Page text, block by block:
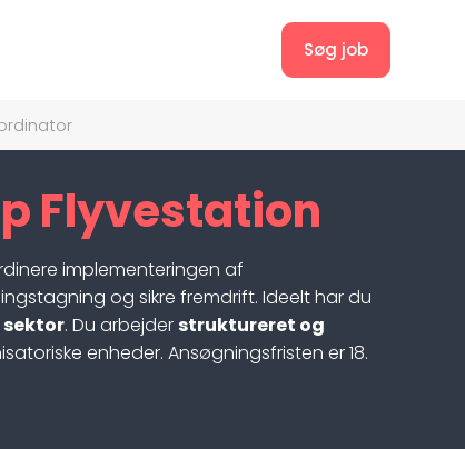
Søg job
Flyvestation
implementeringen af
og sikre fremdrift. Ideelt har du
. Du arbejder struktureret og
enheder. Ansøgningsfristen er 18.